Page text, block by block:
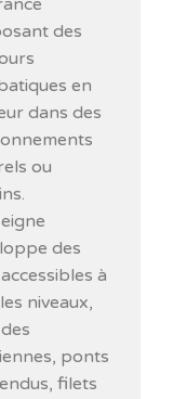
des
en
dans des
ou
des
à
niveaux,
ponts
filets